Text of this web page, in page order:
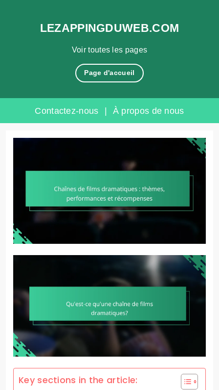
Voir toutes les pages
LEZAPPINGDUWEB.COM
Page d'accueil
Contactez-nous | À propos de nous
Key sections in the article: